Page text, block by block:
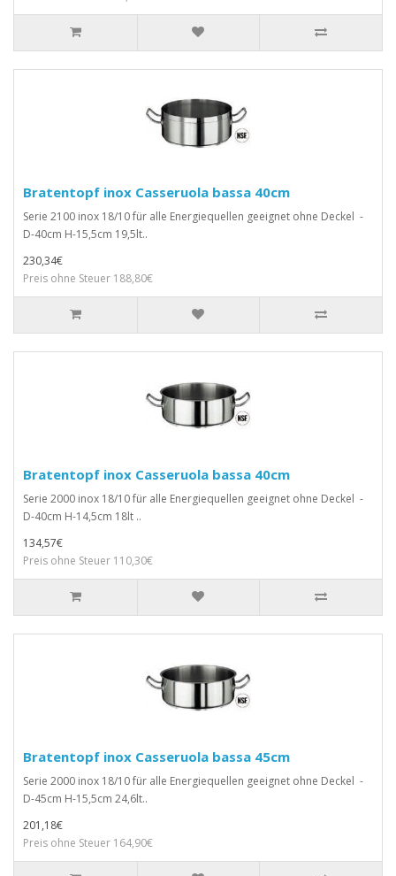
Bratentopf inox Casseruola bassa 40cm
Serie 2100 inox 18/10 für alle Energiequellen geeignet ohne Deckel -
D-40cm H-15,5cm 19,5lt..
230,34€
Preis ohne Steuer 188,80€
Bratentopf inox Casseruola bassa 40cm
Serie 2000 inox 18/10 für alle Energiequellen geeignet ohne Deckel -
D-40cm H-14,5cm 18lt ..
134,57€
Preis ohne Steuer 110,30€
Bratentopf inox Casseruola bassa 45cm
Serie 2000 inox 18/10 für alle Energiequellen geeignet ohne Deckel -
D-45cm H-15,5cm 24,6lt..
201,18€
Preis ohne Steuer 164,90€